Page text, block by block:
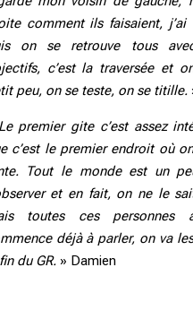
comment ils faisaient, j’ai
on se retrouve tous
c’est la traversée et
peu, on se teste, on se titille.
Le premier gite c’est assez
c’est le premier endroit où
Tout le monde est un
et en fait, on ne le
toutes ces personnes
déjà à parler, on va
du GR.» Damien